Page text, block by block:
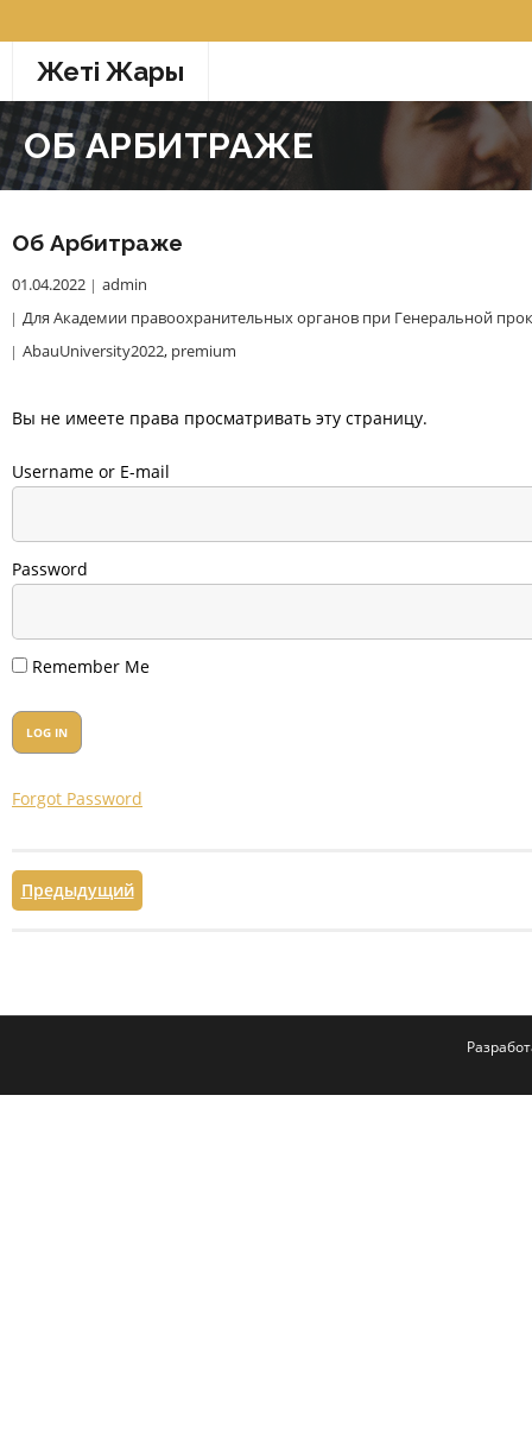
к
содержимому
Жетi Жарғы
ОБ АРБИТРАЖЕ
Об Арбитраже
01.04.2022
admin
Для Академии правоохранительных органов при Генеральной
AbauUniversity2022, premium
Вы не имеете права просматривать эту страницу.
Username or E-mail
Password
Remember Me
Forgot Password
Предыдущий